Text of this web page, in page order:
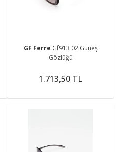
GF Ferre Gf913 02 Güneş
Gözlüğü
1.713,50 TL